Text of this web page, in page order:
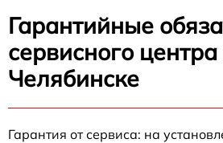
Гарантийные
сервисного центра
Челябинске
Гарантия от сервиса: на